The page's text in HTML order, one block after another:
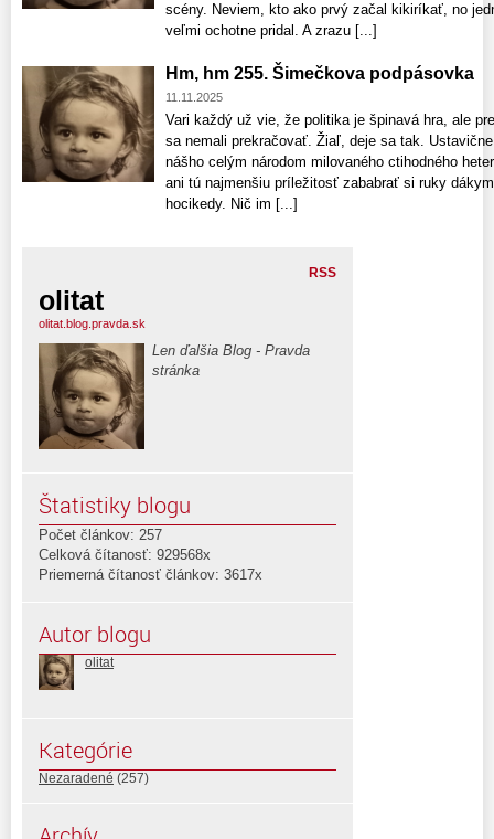
scény. Neviem, kto ako prvý začal kikiríkať, no
veľmi ochotne pridal. A zrazu [...]
Hm, hm 255. Šimečkova podpásovka
11.11.2025
Vari každý už vie, že politika je špinavá hra, ale
sa nemali prekračovať. Žiaľ, deje sa tak.
nášho celým národom milovaného ctihodného
ani tú najmenšiu príležitosť zababrať si ruky
hocikedy. Nič im [...]
RSS
olitat
olitat.blog.pravda.sk
Len ďalšia Blog - Pravda
stránka
Štatistiky blogu
Počet článkov: 257
Celková čítanosť: 929568x
Priemerná čítanosť článkov: 3617x
Autor blogu
olitat
Kategórie
Nezaradené (257)